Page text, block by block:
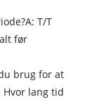
T/T
før
brug for at
Hvor lang tid